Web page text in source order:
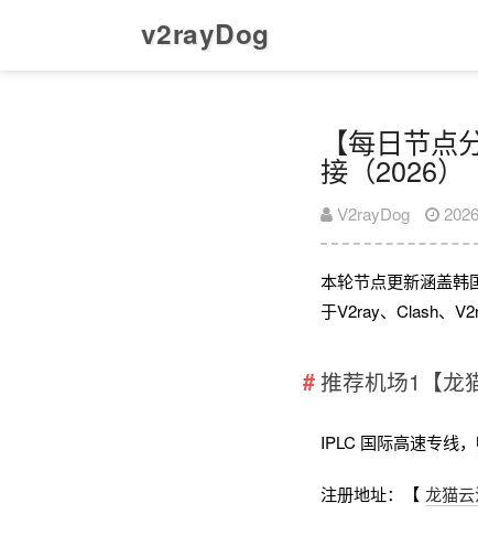
v2rayDog
【每日节
接（2026）
V2rayDog
本轮节点更新涵盖韩
于V2ray、Clash、
推荐机场1【龙
IPLC 国际高速专线
注册地址：【 龙猫